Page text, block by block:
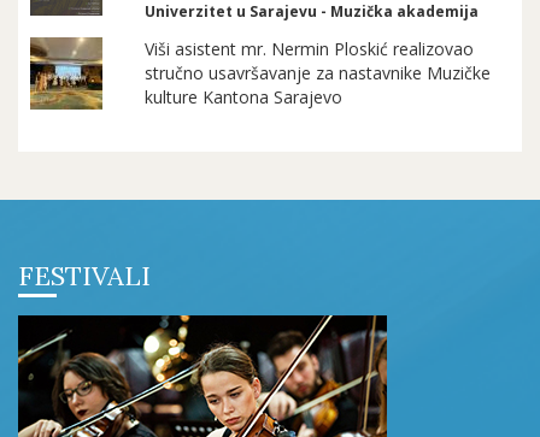
Univerzitet u Sarajevu - Muzička akademija
Viši asistent mr. Nermin Ploskić realizovao
stručno usavršavanje za nastavnike Muzičke
kulture Kantona Sarajevo
FESTIVALI